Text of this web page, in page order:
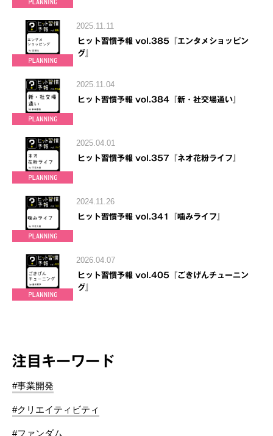
2025.11.11
ヒット習慣予報 vol.385『エンタメショッピン
グ』
2025.11.04
ヒット習慣予報 vol.384『新・社交場通い』
2025.04.01
ヒット習慣予報 vol.357『ネオ花粉ライフ』
2024.11.26
ヒット習慣予報 vol.341『噛みライフ』
2026.04.07
ヒット習慣予報 vol.405『ごきげんチューニン
グ』
注目キーワード
#事業開発
#クリエイティビティ
#ファンダム